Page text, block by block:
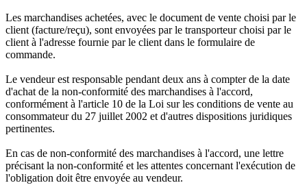
Les marchandises achetées, avec le document de vente choisi par le
client (facture/reçu), sont envoyées par le transporteur choisi par le
client à l'adresse fournie par le client dans le formulaire de
commande.
Le vendeur est responsable pendant deux ans à compter de la date
d'achat de la non-conformité des marchandises à l'accord,
conformément à l'article 10 de la Loi sur les conditions de vente au
consommateur du 27 juillet 2002 et d'autres dispositions juridiques
pertinentes.
En cas de non-conformité des marchandises à l'accord, une lettre
précisant la non-conformité et les attentes concernant l'exécution de
l'obligation doit être envoyée au vendeur.